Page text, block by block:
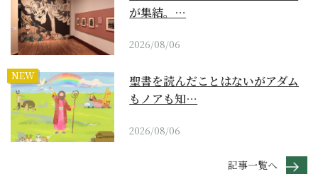
が集結。…
2026/08/06
NEW
聖書を読んだことはないがアダム
もノアも知…
2026/08/06
記事一覧へ